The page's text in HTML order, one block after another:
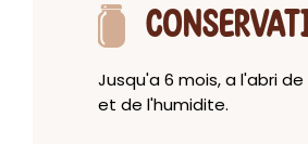
Jusqu'a 6 mois, a l'abri
et de l'humidite.